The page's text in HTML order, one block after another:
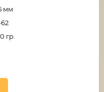
мм
62
гр.